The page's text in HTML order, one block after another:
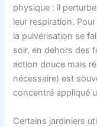
physique : il
leur respiration.
la pulvérisation se
soir, en dehors des
action douce mais
nécessaire) est
concentré appliqué
Certains jardiniers